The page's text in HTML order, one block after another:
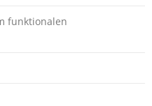
funktionalen